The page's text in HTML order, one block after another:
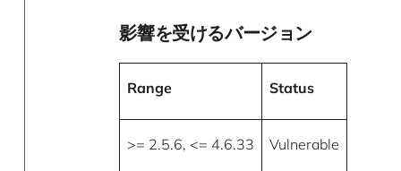
影響を受けるバージョン
Range Status
>= 2.5.6, <= 4.6.33 Vulnerable